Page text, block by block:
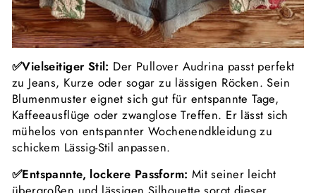
✅Vielseitiger Stil: Der Pullover Audrina passt perfekt
zu Jeans, Kurze oder sogar zu lässigen Röcken. Sein
Blumenmuster eignet sich gut für entspannte Tage,
Kaffeeausflüge oder zwanglose Treffen. Er lässt sich
mühelos von entspannter Wochenendkleidung zu
schickem Lässig-Stil anpassen.
✅Entspannte, lockere Passform: Mit seiner leicht